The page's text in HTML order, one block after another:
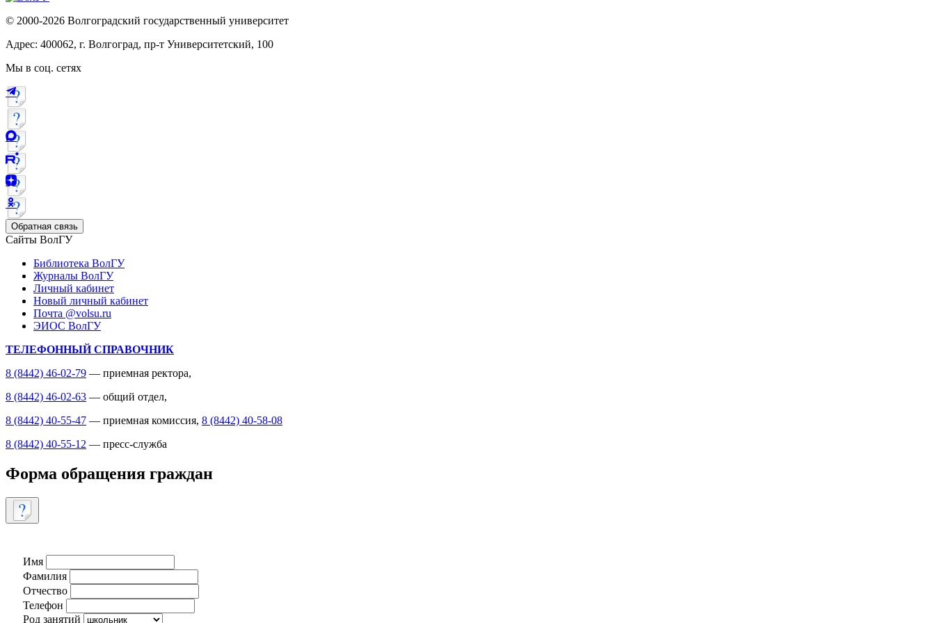
© 2000-2026 Волгоградский государственный университет
Адрес: 400062, г. Волгоград, пр-т Университетский, 100
Мы в соц. сетях
Обратная связь
Сайты ВолГУ
Библиотека ВолГУ
Журналы ВолГУ
Личный кабинет
Новый личный кабинет
Почта @volsu.ru
ЭИОС ВолГУ
ТЕЛЕФОННЫЙ СПРАВОЧНИК
8 (8442) 46-02-79 — приемная ректора,
8 (8442) 46-02-63 — общий отдел,
8 (8442) 40-55-47 — приемная комиссия, 8 (8442) 40-58-08
8 (8442) 40-55-12 — пресс-служба
Форма обращения граждан
Имя
Фамилия
Отчество
Телефон
Род занятий